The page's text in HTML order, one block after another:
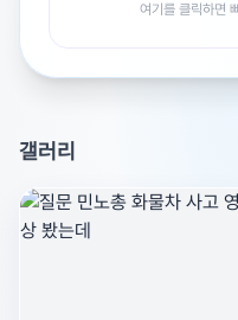
여기를 클릭하면
갤러리